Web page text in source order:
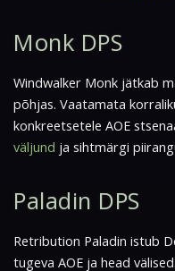
Monk DPS
Windwalker Monk jätkab
põhjas. Vaatamata
konkreetsetele AOE
väljund ja sihtmärgi
Paladin DPS
Retribution Paladin istub
tugeva AOE ja head